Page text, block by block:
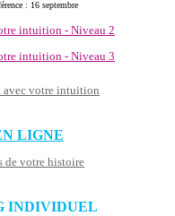
: 16 septembre
intuition - Niveau 2
intuition - Niveau 3
avec votre intuition
LIGNE
de votre histoire
INDIVIDUEL